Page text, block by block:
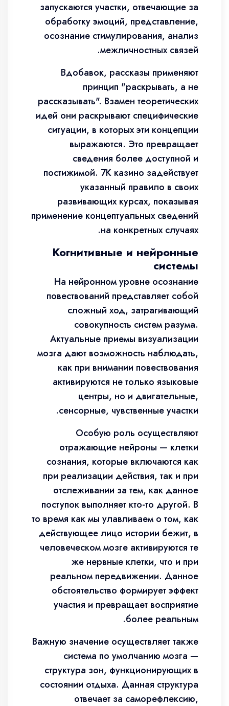
запускаются участки, отвечающие за
обработку эмоций, представление,
осознание стимулирования, анализ
межличностных связей.
Вдобавок, рассказы применяют
принцип "раскрывать, а не
рассказывать". Взамен теоретических
идей они раскрывают специфические
ситуации, в которых эти концепции
выражаются. Это превращает
сведения более доступной и
постижимой. 7К казино задействует
указанный правило в своих
развивающих курсах, показывая
применение концептуальных сведений
на конкретных случаях.
Когнитивные и нейронные
системы
На нейронном уровне осознание
повествований представляет собой
сложный ход, затрагивающий
совокупность систем разума.
Актуальные приемы визуализации
мозга дают возможность наблюдать,
как при внимании повествования
активируются не только языковые
центры, но и двигательные,
сенсорные, чувственные участки.
Особую роль осуществляют
отражающие нейроны — клетки
сознания, которые включаются как
при реализации действия, так и при
отслеживании за тем, как данное
поступок выполняет кто-то другой. В
то время как мы улавливаем о том, как
действующее лицо истории бежит, в
человеческом мозге активируются те
же нервные клетки, что и при
реальном передвижении. Данное
обстоятельство формирует эффект
участия и превращает восприятие
более реальным.
Важную значение осуществляет также
система по умолчанию мозга —
структура зон, функционирующих в
состоянии отдыха. Данная структура
отвечает за саморефлексию,